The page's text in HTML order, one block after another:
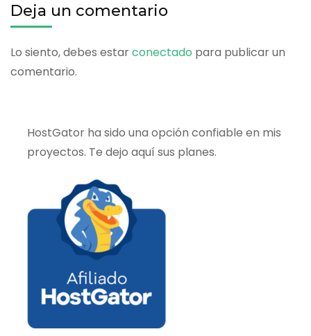
Deja un comentario
Lo siento, debes estarconectado para publicar un
comentario.
HostGator ha sido una opción confiable en mis
proyectos. Te dejo aquí sus planes.